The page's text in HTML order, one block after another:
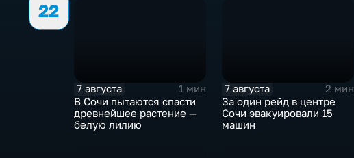
22
7 августа
1 мин
В Сочи пытаются спасти
древнейшее растение —
белую лилию
7 августа
2 мин
За один рейд в центре
Сочи эвакуировали 15
машин